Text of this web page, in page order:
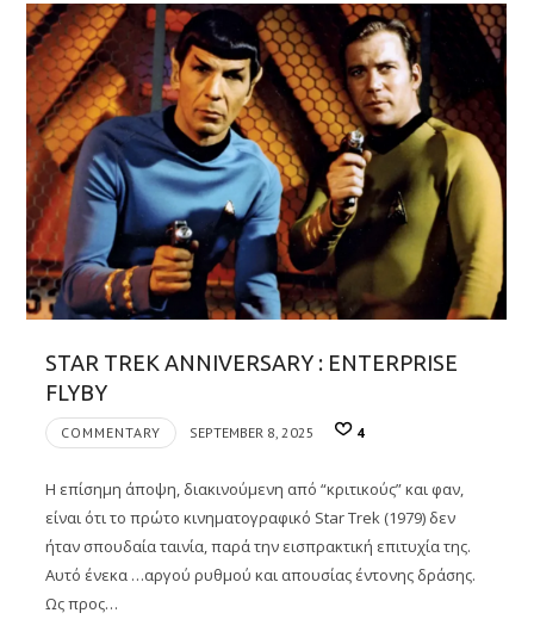
STAR TREK ANNIVERSARY : ENTERPRISE
FLYBY
COMMENTARY SEPTEMBER 8, 2025 4
Η επίσημη άποψη, διακινούμενη από “κριτικούς” και φαν,
είναι ότι το πρώτο κινηματογραφικό Star Trek (1979) δεν
ήταν σπουδαία ταινία, παρά την εισπρακτική επιτυχία της.
Αυτό ένεκα …αργού ρυθμού και απουσίας έντονης δράσης.
Ως προς…